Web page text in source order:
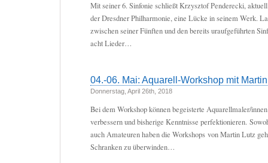
Mit seiner 6. Sinfonie schließt Krzysztof Penderecki,
der Dresdner Philharmonie, eine Lücke in seinem Werk.
zwischen seiner Fünften und den bereits uraufgeführten
acht Lieder…
04.-06. Mai: Aquarell-Workshop mit
Donnerstag, April 26th, 2018
Bei dem Workshop können begeisterte Aquarellmaler/
verbessern und bisherige Kenntnisse perfektionieren.
auch Amateuren haben die Workshops von Martin Lutz
Schranken zu überwinden…